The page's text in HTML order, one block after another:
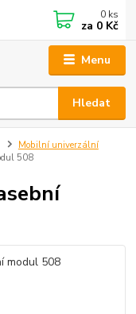
Menu
Hledat
0 ks
za 0 Kč
Mobilní univerzální
508